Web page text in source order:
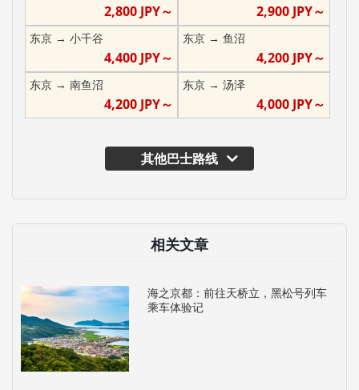
2,800JPY～ 2,900 JPY～
东京 → 小千谷
4,400JPY～
东京→ 鱼沼
4,200 JPY～
东京 → 南鱼沼
4,200JPY～
东京→ 汤泽
4,000 JPY～
其他巴士路线
相关文章
海之京都：前往天桥立，黑松号列车
乘车体验记